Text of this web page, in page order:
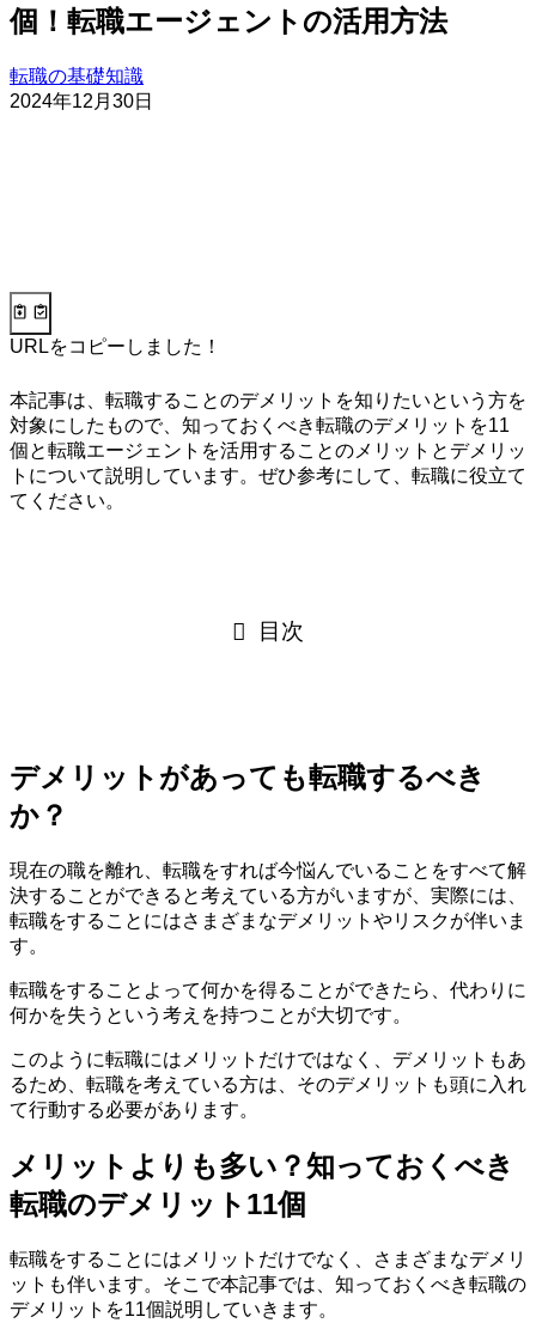
個！転職エージェントの活用方法
転職の基礎知識
2024年12月30日
URLをコピーしました！
本記事は、転職することのデメリットを知りたいという方を
対象にしたもので、知っておくべき転職のデメリットを11
個と転職エージェントを活用することのメリットとデメリッ
トについて説明しています。ぜひ参考にして、転職に役立て
てください。
目次
デメリットがあっても転職するべき
か？
現在の職を離れ、転職をすれば今悩んでいることをすべて解
決することができると考えている方がいますが、実際には、
転職をすることにはさまざまなデメリットやリスクが伴いま
す。
転職をすることよって何かを得ることができたら、代わりに
何かを失うという考えを持つことが大切です。
このように転職にはメリットだけではなく、デメリットもあ
るため、転職を考えている方は、そのデメリットも頭に入れ
て行動する必要があります。
メリットよりも多い？知っておくべき
転職のデメリット11個
転職をすることにはメリットだけでなく、さまざまなデメリ
ットも伴います。そこで本記事では、知っておくべき転職の
デメリットを11個説明していきます。